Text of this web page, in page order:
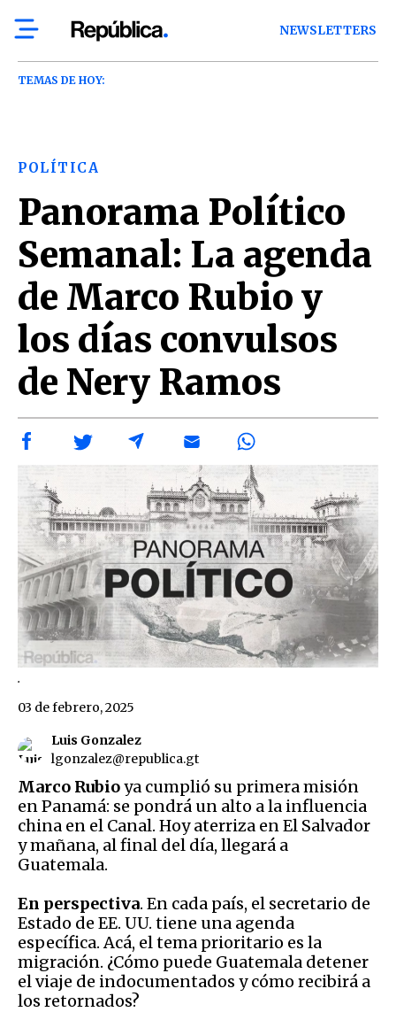
NEWSLETTERS
TEMAS DE HOY:
POLÍTICA
Panorama Político
Semanal: La agenda
de Marco Rubio y
los días convulsos
de Nery Ramos
.
Luis Gonzalez
lgonzalez@republica.gt
03 de febrero, 2025
Marco Rubioya cumplió su primera misión
en Panamá: se pondrá un alto a la influencia
china en el Canal. Hoy aterriza en El Salvador
y mañana, al final del día, llegará a
Guatemala.
En perspectiva. En cada país, el secretario de
Estado de EE. UU. tiene una agenda
específica. Acá, el tema prioritario es la
migración. ¿Cómo puede Guatemala detener
el viaje de indocumentados y cómo recibirá a
los retornados?